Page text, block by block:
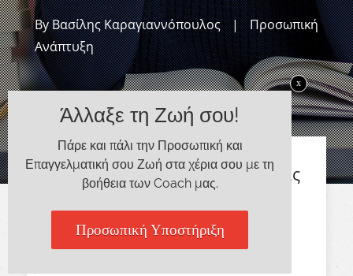
ByΒασίλης Καραγιαννόπουλος |
Προσωπική
Ανάπτυξη
Είμαι σίγουρος ότι διαβάζοντας
περισσότεροι από εμάς
Άλλαξε τη Ζωή σου!
Πάρε και πάλι την Προσωπική και
Επαγγελματική σου Ζωή στα χέρια σου με τη
βοήθεια των Coach μας.
Προσωπική Υποστήριξη
x